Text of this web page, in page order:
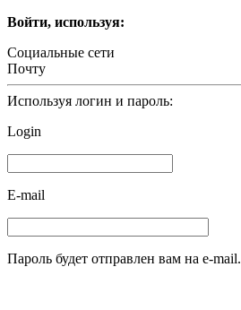
Войти, используя:
Социальные сети
Почту
Используя логин и пароль:
Login
E-mail
Пароль будет отправлен вам на e-mail.